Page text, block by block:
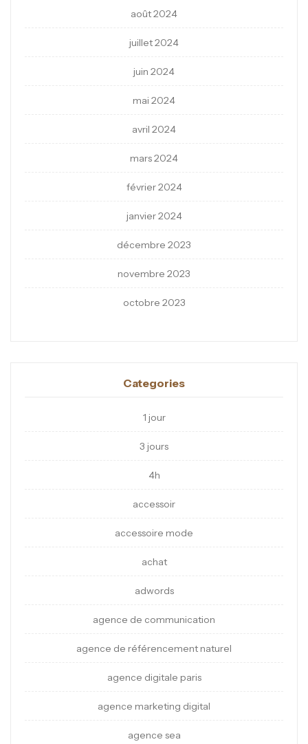
août 2024
juillet 2024
juin 2024
mai 2024
avril 2024
mars 2024
février 2024
janvier 2024
décembre 2023
novembre 2023
octobre 2023
Categories
1 jour
3 jours
4h
accessoir
accessoire mode
achat
adwords
agence de communication
agence de référencement naturel
agence digitale paris
agence marketing digital
agence sea